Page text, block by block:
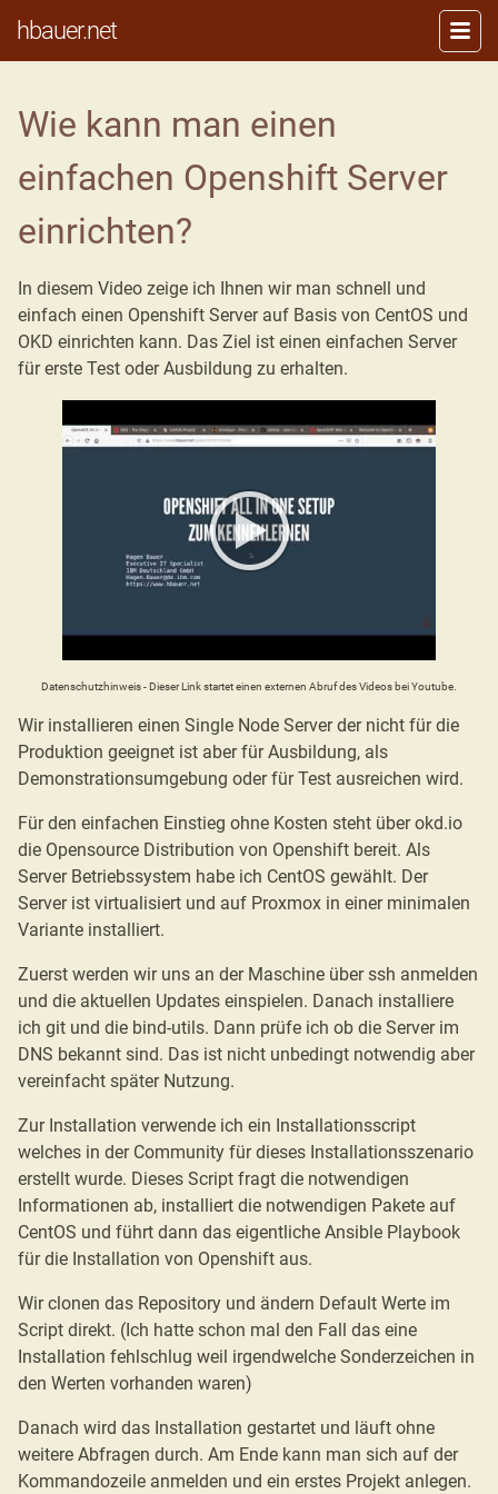
hbauer.net
Wie kann man einen
einfachen Openshift Server
einrichten?
In diesem Video zeige ich Ihnen wir man schnell und
einfach einen Openshift Server auf Basis von CentOS und
OKD einrichten kann. Das Ziel ist einen einfachen Server
für erste Test oder Ausbildung zu erhalten.
Datenschutzhinweis - Dieser Link startet einen externen Abruf des Videos bei Youtube.
Wir installieren einen Single Node Server der nicht für die
Produktion geeignet ist aber für Ausbildung, als
Demonstrationsumgebung oder für Test ausreichen wird.
Für den einfachen Einstieg ohne Kosten steht über okd.io
die Opensource Distribution von Openshift bereit. Als
Server Betriebssystem habe ich CentOS gewählt. Der
Server ist virtualisiert und auf Proxmox in einer minimalen
Variante installiert.
Zuerst werden wir uns an der Maschine über ssh anmelden
und die aktuellen Updates einspielen. Danach installiere
ich git und die bind-utils. Dann prüfe ich ob die Server im
DNS bekannt sind. Das ist nicht unbedingt notwendig aber
vereinfacht später Nutzung.
Zur Installation verwende ich ein Installationsscript
welches in der Community für dieses Installationsszenario
erstellt wurde. Dieses Script fragt die notwendigen
Informationen ab, installiert die notwendigen Pakete auf
CentOS und führt dann das eigentliche Ansible Playbook
für die Installation von Openshift aus.
Wir clonen das Repository und ändern Default Werte im
Script direkt. (Ich hatte schon mal den Fall das eine
Installation fehlschlug weil irgendwelche Sonderzeichen in
den Werten vorhanden waren)
Danach wird das Installation gestartet und läuft ohne
weitere Abfragen durch. Am Ende kann man sich auf der
Kommandozeile anmelden und ein erstes Projekt anlegen.